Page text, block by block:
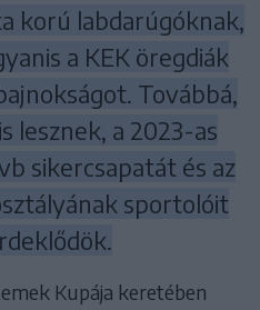
korú labdarúgóknak,
a KEK öregdiák
Továbbá,
lesznek, a 2023-as
sikercsapatát és az
sportolóit
Kupája keretében